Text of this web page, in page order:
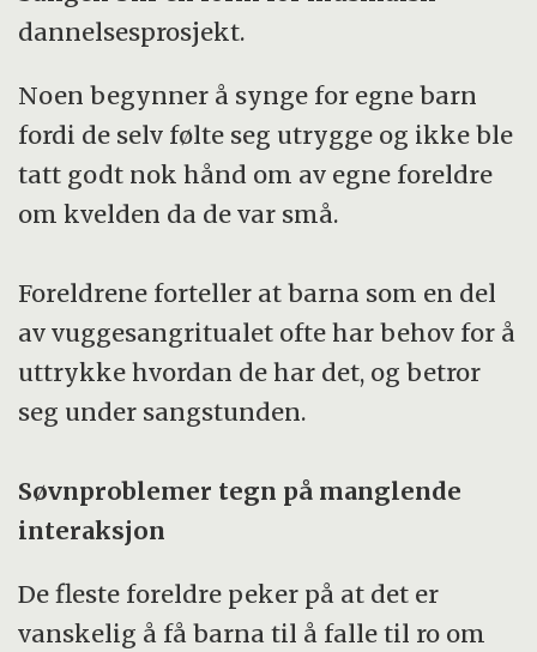
dannelsesprosjekt.
Noen begynner å synge for egne barn
fordi de selv følte seg utrygge og ikke ble
tatt godt nok hånd om av egne foreldre
om kvelden da de var små.
Foreldrene forteller at barna som en del
av vuggesangritualet ofte har behov for å
uttrykke hvordan de har det, og betror
seg under sangstunden.
Søvnproblemer tegn på manglende
interaksjon
De fleste foreldre peker på at det er
vanskelig å få barna til å falle til ro om